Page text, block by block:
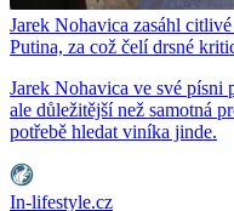
Jarek Nohavica zasáhl
Putina, za což čelí drsné
Jarek Nohavica ve své písni
ale důležitější než samotná
potřebě hledat viníka jinde.
In-lifestyle.cz